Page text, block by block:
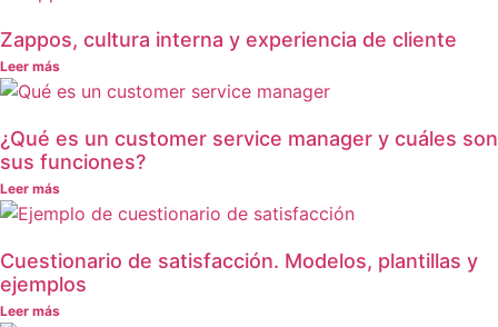
Zappos, cultura interna y experiencia de cliente
Leer más
¿Qué es un customer service manager y cuáles son
sus funciones?
Leer más
Cuestionario de satisfacción. Modelos, plantillas y
ejemplos
Leer más